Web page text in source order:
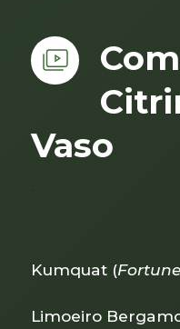
Vaso
Kumquat (
Limoeiro